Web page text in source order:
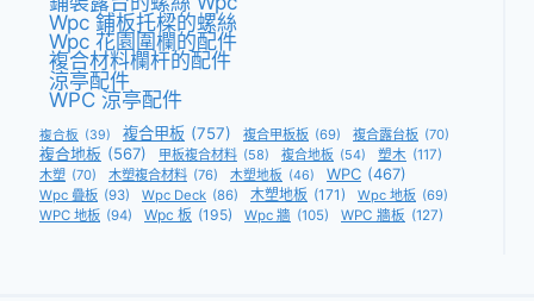
Wpc 鋪板托樑的螺絲
Wpc 花園圍欄的配件
複合材料欄杆的配件
涼亭配件
WPC 涼亭配件
複合板 (39) 複合甲板 (757) 複合甲板板 (69) 複合露台板 (70)
複合地板 (567) 甲板複合材料 (58) 複合地板 (54) 塑木 (117)
木塑 (70) 木塑複合材料 (76) 木塑地板 (46) WPC (467)
Wpc 疊板 (93) Wpc Deck (86) 木塑地板 (171) Wpc 地板 (69)
WPC 地板 (94) Wpc 板 (195) Wpc 牆 (105) WPC 牆板 (127)